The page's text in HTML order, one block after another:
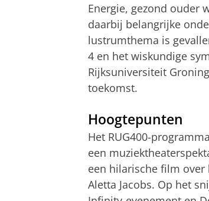
Energie, gezond ouder
daarbij belangrijke
lustrumthema is
4 en het wiskundige
Rijksuniversiteit
toekomst.
Hoogtepunten
Het RUG400-programma
een
een hilarische film over
Aletta Jacobs. Op het